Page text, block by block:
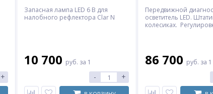
+
Запасная лампа LED 6 В для
налобного рефлектора Сlar N
10 700 руб. за 1
- +
Передвижной
осветитель LED.
колесиках.
86 700 руб. за 1